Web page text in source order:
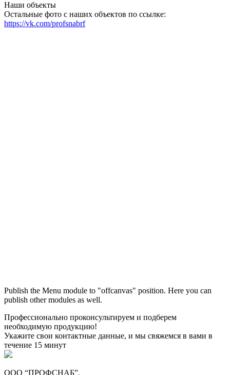
Наши объекты
Остальные фото с наших объектов по ссылке:
https://vk.com/profsnabrf
Publish the Menu module to "offcanvas" position. Here you can
publish other modules as well.
М ● консультант ПРОФСНАБ
Профессионально проконсультируем и подберем
необходимую продукцию!
Укажите свои контактные данные, и мы свяжемся в вами в
течение 15 минут
ООО “ПРОФСНАБ”.